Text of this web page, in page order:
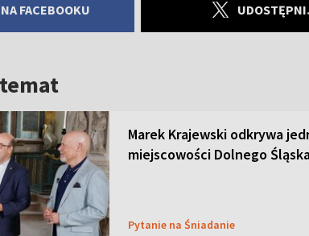
FACEBOOKU
Marek Krajewski odkrywa
miejscowości Dolnego
Pytanie na Śniadanie